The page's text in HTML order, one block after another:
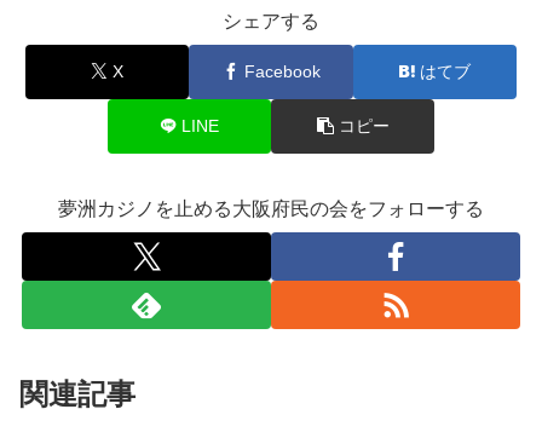
シェアする
X Facebook はてブ
LINE コピー
夢洲カジノを止める大阪府民の会をフォローする
関連記事